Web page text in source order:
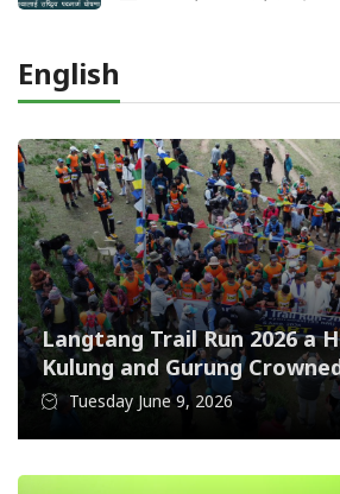
English
Langtang Trail Run 2026 a
Kulung and Gurung
Tuesday June 9, 2026